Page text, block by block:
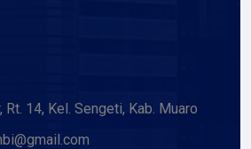
Rt. 14, Kel. Sengeti, Kab. Muaro